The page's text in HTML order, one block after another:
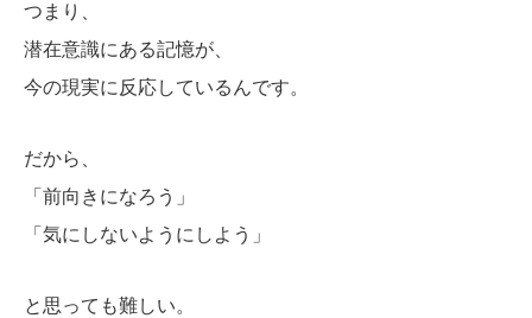
つまり、
潜在意識にある記憶が、
今の現実に反応しているんです。
だから、
「前向きになろう」
「気にしないようにしよう」
と思っても難しい。